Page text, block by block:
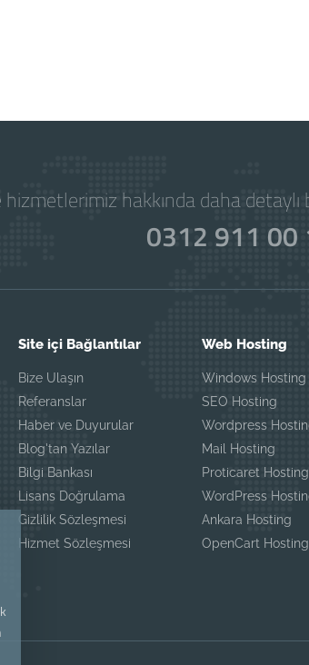
hizmetlerimiz hakkında daha
0312 911 00
Site içi Bağlantılar
Bize Ulaşın
Referanslar
Haber ve Duyurular
Blog'tan Yazılar
Bilgi Bankası
Lisans Doğrulama
Gizlilik Sözleşmesi
Hizmet Sözleşmesi
Web Hosting
Windows Hosting
SEO Hosting
Wordpress
Mail Hosting
Proticaret Hosting
WordPress
Ankara Hosting
OpenCart Hosting